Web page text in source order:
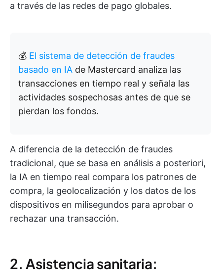
a través de las redes de pago globales.
💰 El sistema de detección de fraudes
basado en IA de Mastercard analiza las
transacciones en tiempo real y señala las
actividades sospechosas antes de que se
pierdan los fondos.
A diferencia de la detección de fraudes
tradicional, que se basa en análisis a posteriori,
la IA en tiempo real compara los patrones de
compra, la geolocalización y los datos de los
dispositivos en milisegundos para aprobar o
rechazar una transacción.
2. Asistencia sanitaria: